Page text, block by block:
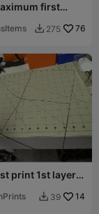
first
AND 0.4mm
 275 76
print 1st layer
boundaries
 39 14